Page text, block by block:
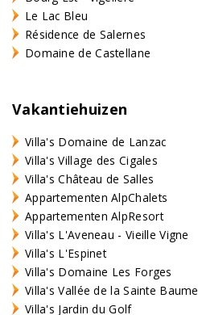
Le Lac Bleu
Résidence de Salernes
Domaine de Castellane
Vakantiehuizen
Villa's Domaine de Lanzac
Villa's Village des Cigales
Villa's Château de Salles
Appartementen AlpChalets
Appartementen AlpResort
Villa's L'Aveneau - Vieille Vigne
Villa's L'Espinet
Villa's Domaine Les Forges
Villa's Vallée de la Sainte Baume
Villa's Jardin du Golf